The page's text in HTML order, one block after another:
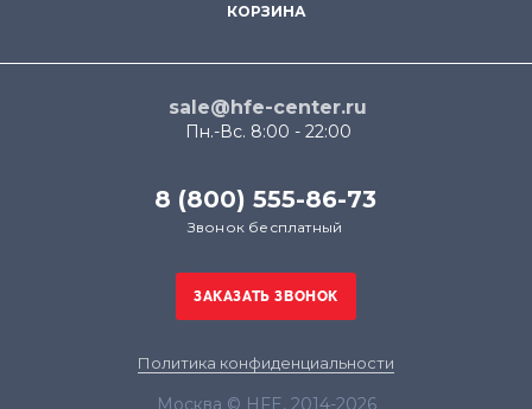
КОРЗИНА
sale@hfe-center.ru
Пн.-Вс. 8:00 - 22:00
8 (800) 555-86-73
Звонок бесплатный
Политика конфиденциальности
Москва © HFE, 2014-2026